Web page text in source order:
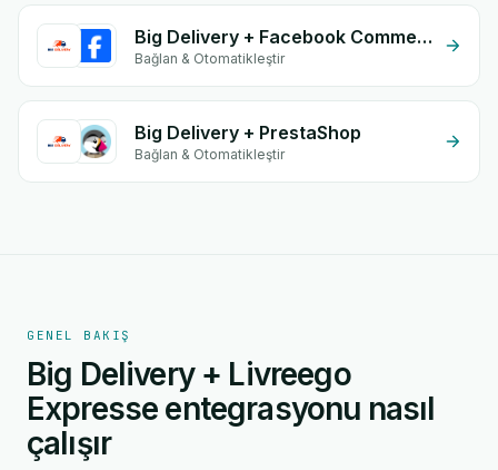
Big Delivery + Facebook Comments
Bağlan & Otomatikleştir
Big Delivery + PrestaShop
Bağlan & Otomatikleştir
GENEL BAKIŞ
Big Delivery + Livreego
Expresse entegrasyonu nasıl
çalışır